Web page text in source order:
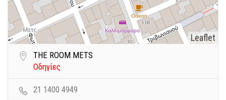
Leaflet
THE ROOM METS
Οδηγίες
21 1400 4949